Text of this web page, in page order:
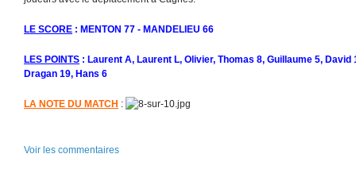
LE SCORE : MENTON 77 - MANDELIEU 66
LES POINTS : Laurent A, Laurent L, Olivier, Thomas 8, Guillaume 5, David
Dragan 19, Hans 6
LA NOTE DU MATCH :
Voir les commentaires